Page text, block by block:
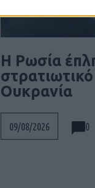
Η Ρωσία
Ουκρανία
09/08/2026 0